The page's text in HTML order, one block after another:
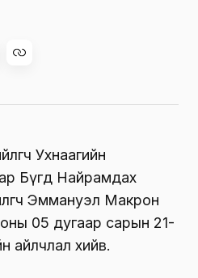
Ухнаагийн
Бүгд Найрамдах
Эммануэл Макрон
05 дугаар сарын 21-
айлчлал хийв.